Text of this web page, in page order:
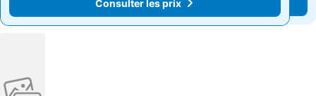
Consulter les prix